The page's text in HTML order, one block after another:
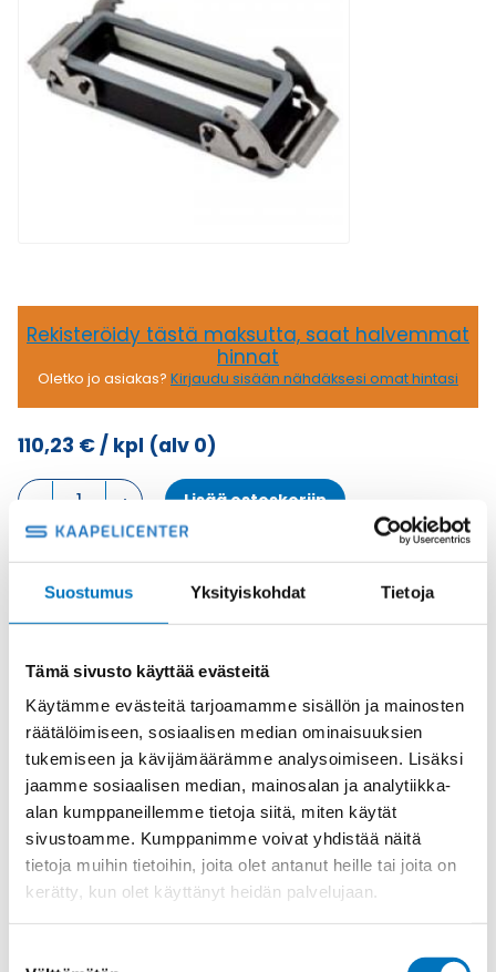
Suostumus Yksityiskohdat Tietoja
Tämä sivusto käyttää evästeitä
Käytämme evästeitä tarjoamamme sisällön ja mainosten
räätälöimiseen, sosiaalisen median ominaisuuksien
tukemiseen ja kävijämäärämme analysoimiseen. Lisäksi
jaamme sosiaalisen median, mainosalan ja analytiikka-
alan kumppaneillemme tietoja siitä, miten käytät
sivustoamme. Kumppanimme voivat yhdistää näitä
tietoja muihin tietoihin, joita olet antanut heille tai joita on
kerätty, kun olet käyttänyt heidän palvelujaan.
Rekisteröidy tästä maksutta, saat halvemmat
hinnat
Oletko jo asiakas? Kirjaudu sisään nähdäksesi omat hintasi
110,23 €/ kpl (alv 0)
LÄPIVIENTIKOTELO,
SALPAA
KOTELON
määrä
Lisää ostoskoriin
Metalli
Toimitusaika: 1-7 päivää
Toimituskulut 35kg:n asti 25€.
Yli 35kg:n toimituskulut toteutuneiden kulujen mukaan.
Valmistaja
ILME S.p.A
Koko
size "57.27"
Materiaali
Metalli